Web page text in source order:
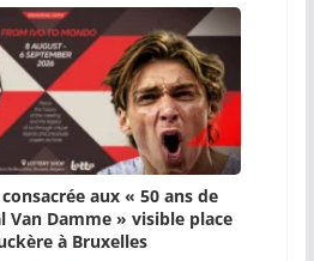
aux « 50 ans de
Van Damme » visible place
à Bruxelles